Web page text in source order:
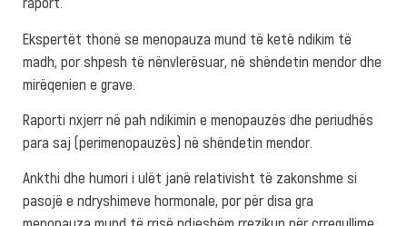
Ekspertët thonë se menopauza mund të ketë ndikim të
madh, por shpesh të nënvlerësuar, në shëndetin mendor dhe
mirëqenien e grave.
Raporti nxjerr në pah ndikimin e menopauzës dhe periudhës
para saj (perimenopauzës) në shëndetin mendor.
Ankthi dhe humori i ulët janë relativisht të zakonshme si
pasojë e ndryshimeve hormonale, por për disa gra